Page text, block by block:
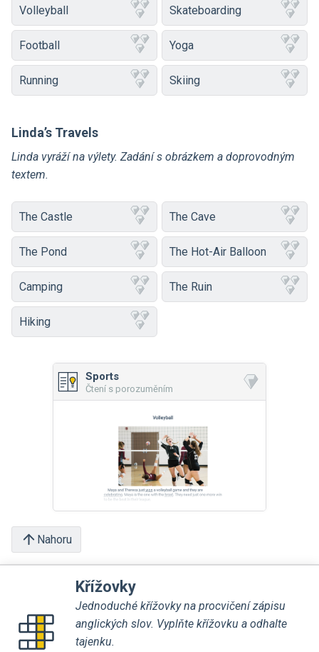
Volleyball Skateboarding
Football Yoga
Running Skiing
Linda’s Travels
Linda vyráží na výlety. Zadání s obrázkem a doprovodným
textem.
The Castle The Cave
The Pond The Hot-Air Balloon
Camping The Ruin
Hiking
Sports
Čtení s porozuměním
Nahoru
Křížovky
Jednoduché křížovky na procvičení zápisu
anglických slov. Vyplňte křížovku a odhalte
tajenku.